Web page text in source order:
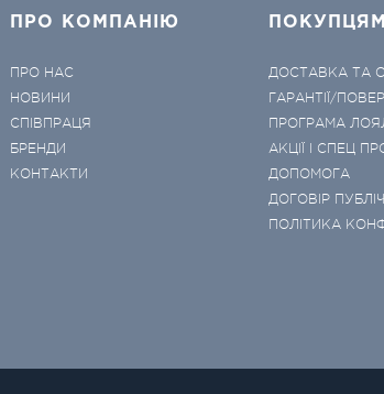
ПРО КОМПАНІЮ
ПРО НАС
НОВИНИ
СПІВПРАЦЯ
БРЕНДИ
КОНТАКТИ
ПОКУПЦЯМ
ДОСТАВКА ТА
ГАРАНТІЇ/
ПРОГРАМА
АКЦІЇ І СПЕЦ
ДОПОМОГА
ДОГОВІР
ПОЛІТИКА